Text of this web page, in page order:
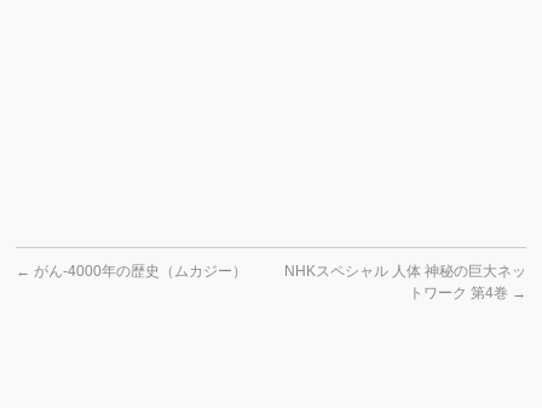
← がん‐4000年の歴史（ムカジー）
NHKスペシャル 人体 神秘の巨大ネッ
トワーク 第4巻 →